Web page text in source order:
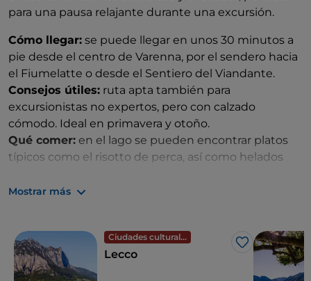
para una pausa relajante durante una excursión.
Cómo llegar: se puede llegar en unos 30 minutos a
pie desde el centro de Varenna, por el sendero hacia
el Fiumelatte o desde el Sentiero del Viandante.
Consejos útiles: ruta apta también para
excursionistas no expertos, pero con calzado
cómodo. Ideal en primavera y otoño.
Qué comer: en el lago se pueden encontrar platos
típicos como el risotto de perca, así como helados
Mostrar más
Ciudades culturales
Me gusta
Lecco